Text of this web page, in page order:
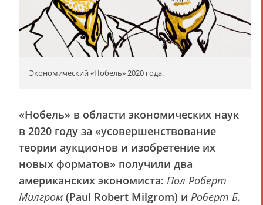
Экономический «Нобель» 2020 года.
«Нобель» в области экономических наук
в 2020 году за «усовершенствование
теории аукционов и изобретение их
новых форматов» получили два
американских экономиста: Пол Роберт
Милгром (Paul Robert Milgrom) и Роберт Б.